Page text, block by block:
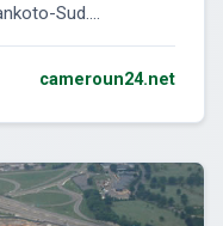
Sud....
cameroun24.net